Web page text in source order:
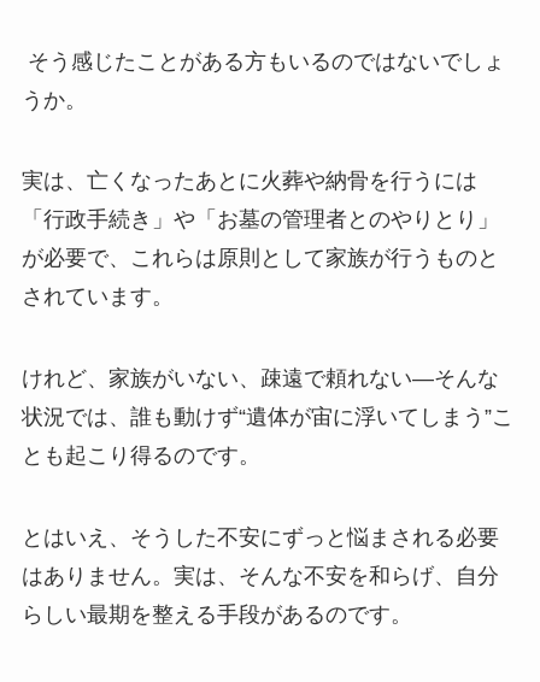
そう感じたことがある方もいるのではないでしょ
うか。
実は、亡くなったあとに火葬や納骨を行うには
「行政手続き」や「お墓の管理者とのやりとり」
が必要で、これらは原則として家族が行うものと
されています。
けれど、家族がいない、疎遠で頼れない―そんな
状況では、誰も動けず“遺体が宙に浮いてしまう”こ
とも起こり得るのです。
とはいえ、そうした不安にずっと悩まされる必要
はありません。実は、そんな不安を和らげ、自分
らしい最期を整える手段があるのです。